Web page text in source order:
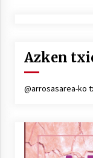
Azken
@arrosasarea-ko